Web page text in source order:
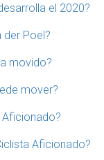
el 2020?
der Poel?
movido?
mover?
Aficionado?
Aficionado?